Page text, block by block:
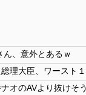
ん、意外とあるｗ
オのAVより抜けそ